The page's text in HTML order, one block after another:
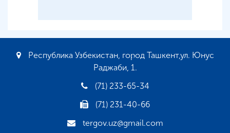
Республика Узбекистан, город Ташкент,ул. Юнус
Раджаби, 1.
(71) 233-65-34
(71) 231-40-66
tergov.uz@gmail.com